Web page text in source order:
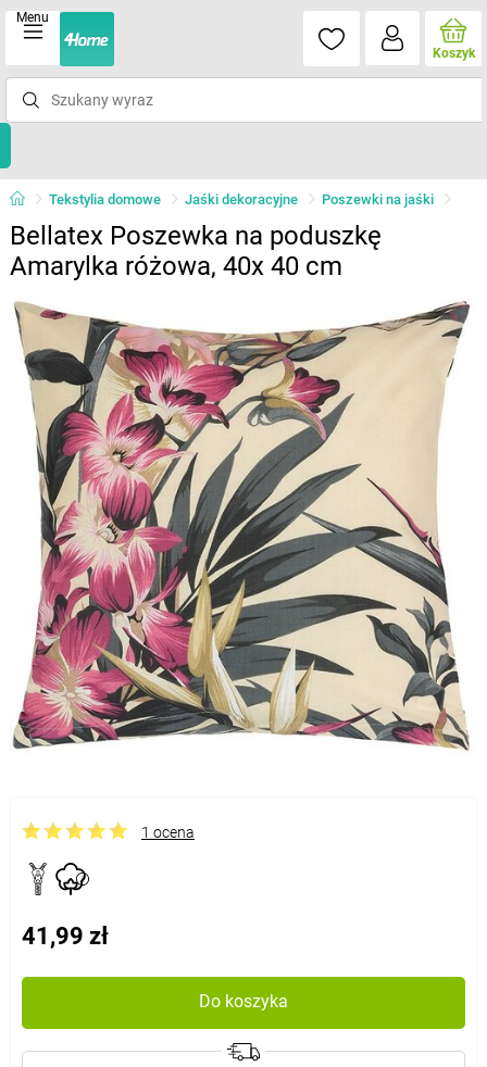
Menu
Koszyk
Tekstylia domowe Jaśki dekoracyjne Poszewki na jaśki
Bellatex Poszewka na poduszkę
Amarylka różowa, 40x 40 cm
1 ocena
41,99 zł
Do koszyka